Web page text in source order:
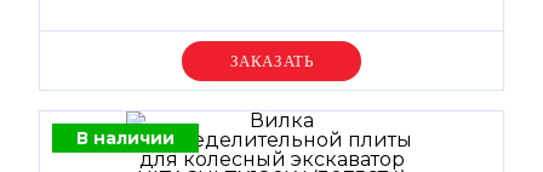
Уточняйте цену
В наличии